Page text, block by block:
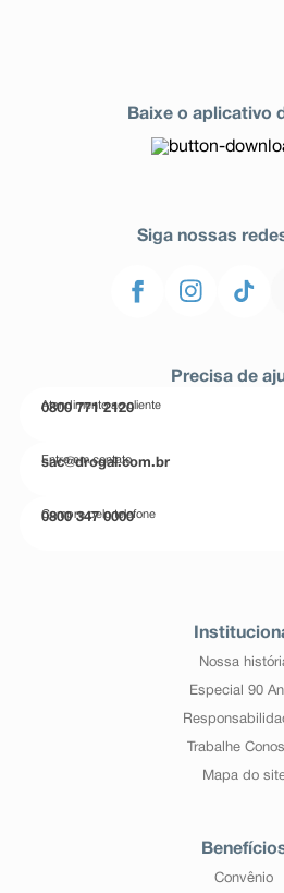
Baixe o aplicativo
Siga nossas
Precisa de
Atendimento ao cliente
0800 771 2120
Entre em contato
sac@drogal.com.br
Compre pelo telefone
0800 347 0000
Nossa
Especial 90
Trabalhe
Mapa do
Convênio